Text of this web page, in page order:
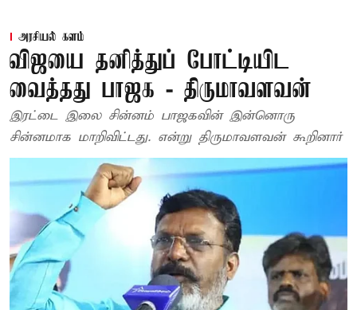
அரசியல் களம்
விஜயை தனித்துப் போட்டியிட
வைத்தது பாஜக - திருமாவளவன்
இரட்டை இலை சின்னம் பாஜகவின் இன்னொரு
சின்னமாக மாறிவிட்டது. என்று திருமாவளவன் கூறினார்